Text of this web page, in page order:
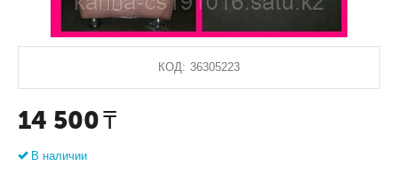
КОД: 36305223
14 500 ₸
В наличии